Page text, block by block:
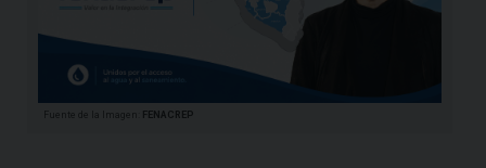
Fuente de la Imagen: FENACREP